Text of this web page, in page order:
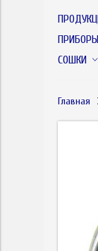
СОШКИ
Главная